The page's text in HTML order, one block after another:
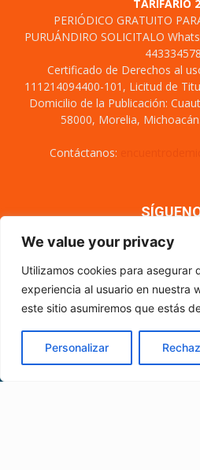
We value your privacy
Utilizamos cookies para asegurar
experiencia al usuario en nuestra
este sitio asumiremos que estás
Personalizar
TARIFARIO
PERIÓDICO GRATUITO
PURUÁNDIRO SOLICITALO
Certificado de Derechos al
111214094400-101, Licitud de
Domicilio de la Publicación:
58000, Morelia,
Contáctanos:
Nosotros
CÓDIGO DE ÉTICA
© Encuentro de